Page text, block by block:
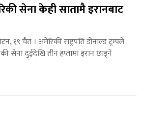
सेना केही सातामै इरानबाट
१९ चैत । अमेरिकी राष्ट्रपति डोनाल्ड ट्रम्पले
सेना दुईदेखि तीन हप्तामा इरान छाड्ने